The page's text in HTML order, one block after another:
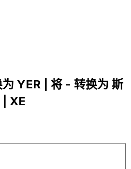
YER | 将 - 转换为 斯
| XE